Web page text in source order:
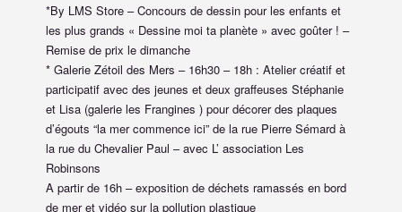
*By LMS Store – Concours de dessin pour les enfants et
les plus grands « Dessine moi ta planète » avec goûter ! –
Remise de prix le dimanche
* Galerie Zétoil des Mers – 16h30 – 18h : Atelier créatif et
participatif avec des jeunes et deux graffeuses Stéphanie
et Lisa (galerie les Frangines ) pour décorer des plaques
d’égouts “la mer commence ici” de la rue Pierre Sémard à
la rue du Chevalier Paul – avec L’ association Les
Robinsons
A partir de 16h – exposition de déchets ramassés en bord
de mer et vidéo sur la pollution plastique